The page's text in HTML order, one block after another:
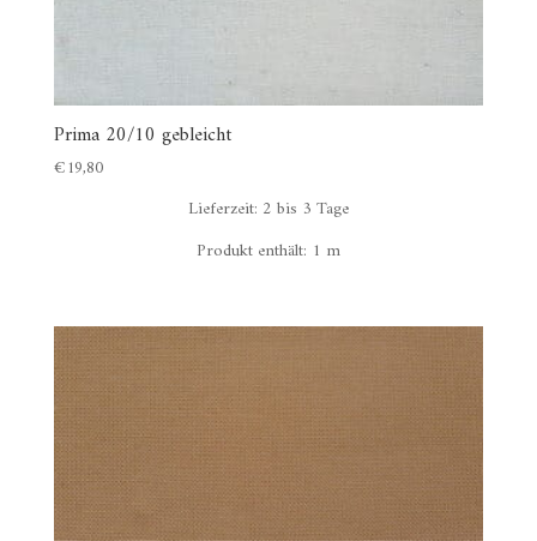
Prima 20/10 gebleicht
€19,80
Lieferzeit: 2 bis 3 Tage
Produkt enthält: 1 m